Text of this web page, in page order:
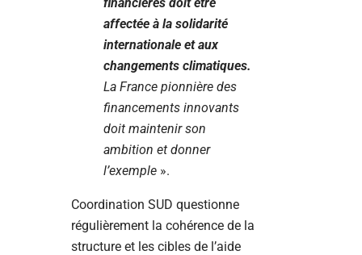
affectée à la solidarité
internationale et aux
changements climatiques.
La France pionnière des
financements innovants
doit maintenir son
ambition et donner
l’exemple ».
Coordination SUD questionne
régulièrement la cohérence de la
structure et les cibles de l’aide